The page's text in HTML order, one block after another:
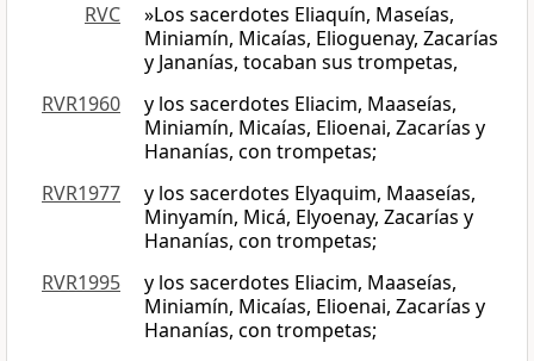
RVC
»Los sacerdotes Eliaquín, Maseías,
Miniamín, Micaías, Elioguenay, Zacarías
y Jananías, tocaban sus trompetas,
RVR1960
y los sacerdotes Eliacim, Maaseías,
Miniamín, Micaías, Elioenai, Zacarías y
Hananías, con trompetas;
RVR1977
y los sacerdotes Elyaquim, Maaseías,
Minyamín, Micá, Elyoenay, Zacarías y
Hananías, con trompetas;
RVR1995
y los sacerdotes Eliacim, Maaseías,
Miniamín, Micaías, Elioenai, Zacarías y
Hananías, con trompetas;